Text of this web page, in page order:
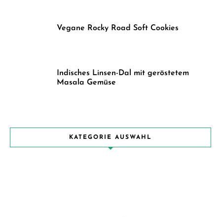
Vegane Rocky Road Soft Cookies
Indisches Linsen-Dal mit geröstetem
Masala Gemüse
KATEGORIE AUSWAHL